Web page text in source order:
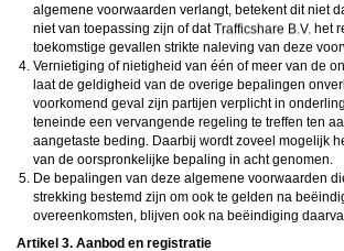
en
van toepassing.
doorgaan"te klikken ga je met decookieverklaringen
Indien je je op de website registreert, ga je tevens akkoord
voorwaarden
algemene voorwaarden verlangt, betekent dit niet
niet van toepassing zijn of dat
het
toekomstige gevallen strikte naleving van deze
Vernietiging of nietigheid van één of meer van de
laat de geldigheid van de overige bepalingen
voorkomend geval zijn partijen verplicht in
teneinde een vervangende regeling te treffen ten
aangetaste beding. Daarbij wordt zoveel mogelijk
van de oorspronkelijke bepaling in acht genomen.
De bepalingen van deze algemene voorwaarden
strekking bestemd zijn om ook te gelden na
overeenkomsten, blijven ook na beëindiging
Artikel 3. Aanbod en registratie